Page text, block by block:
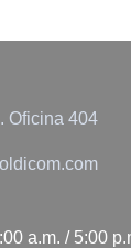
Oficina 404
a.m. / 5:00